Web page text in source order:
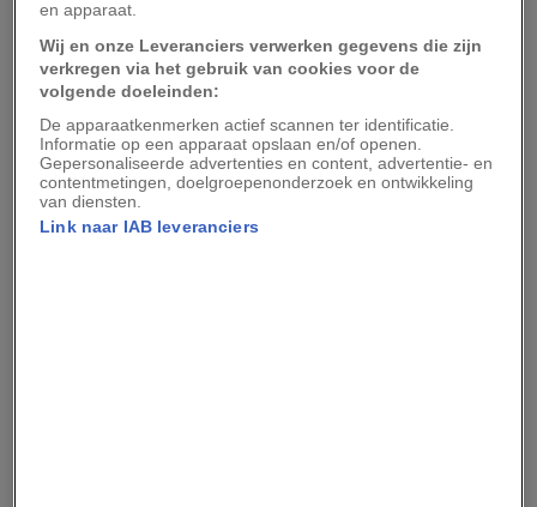
leden uit alle werelddelen hun visie op de
toekomst in beeld: hun foto's laten innovatieve
ideeën zien die bedoeld zijn om steden en hun
inwoners op een duurzame manier te laten
gedijen.
en apparaat.
Wij en onze Leveranciers verwerken gegevens die zijn
verkregen via het gebruik van cookies voor de
volgende doeleinden:
De apparaatkenmerken actief scannen ter identificatie.
Informatie op een apparaat opslaan en/of openen.
Gepersonaliseerde advertenties en content, advertentie- en
contentmetingen, doelgroepenonderzoek en ontwikkeling
van diensten.
Link naar IAB leveranciers